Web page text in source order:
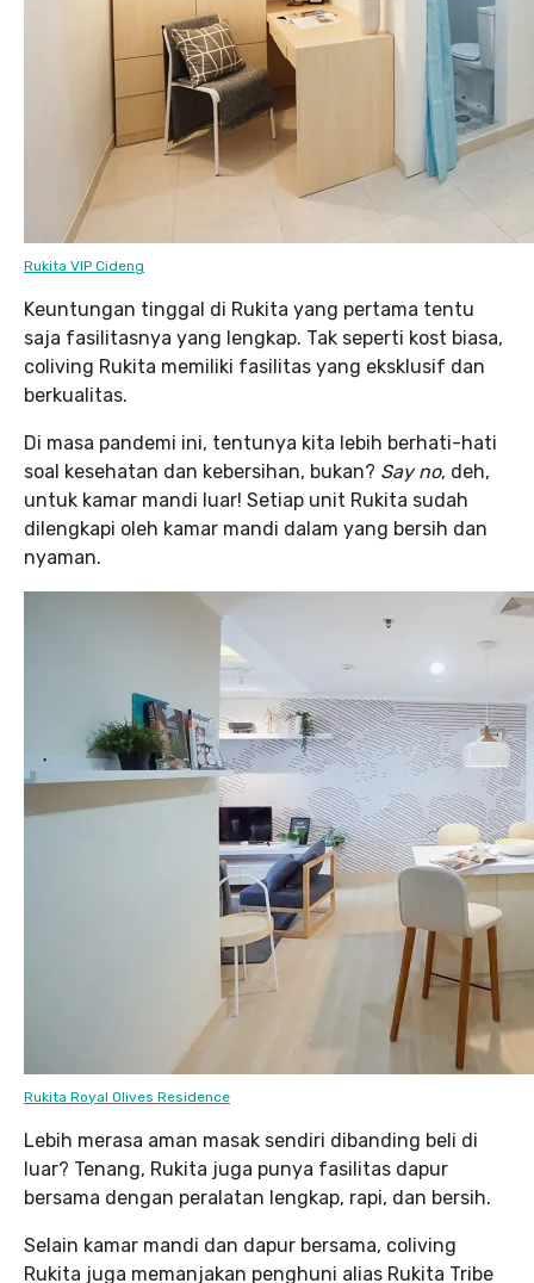
Rukita VIP Cideng
Keuntungan tinggal di Rukita yang pertama tentu
saja fasilitasnya yang lengkap. Tak seperti kost biasa,
coliving Rukita memiliki fasilitas yang eksklusif dan
berkualitas.
Di masa pandemi ini, tentunya kita lebih berhati-hati
soal kesehatan dan kebersihan, bukan? Say no, deh,
untuk kamar mandi luar! Setiap unit Rukita sudah
dilengkapi oleh kamar mandi dalam yang bersih dan
nyaman.
Rukita Royal Olives Residence
Lebih merasa aman masak sendiri dibanding beli di
luar? Tenang, Rukita juga punya fasilitas dapur
bersama dengan peralatan lengkap, rapi, dan bersih.
Selain kamar mandi dan dapur bersama, coliving
Rukita juga memanjakan penghuni alias Rukita Tribe